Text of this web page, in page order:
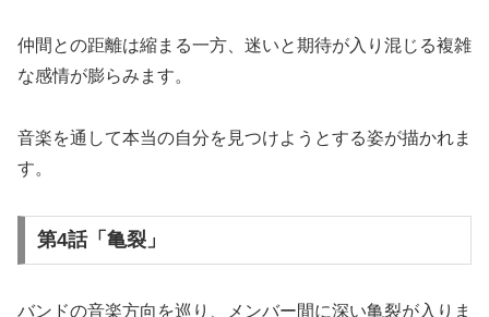
仲間との距離は縮まる一方、迷いと期待が入り混じる複雑
な感情が膨らみます。
音楽を通して本当の自分を見つけようとする姿が描かれま
す。
第4話「亀裂」
バンドの音楽方向を巡り、メンバー間に深い亀裂が入りま